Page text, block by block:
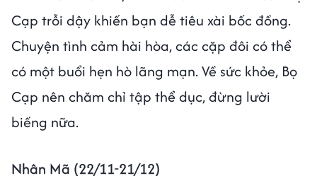
Cạp trỗi dậy khiến bạn dễ tiêu xài bốc đồng.
Chuyện tình cảm hài hòa, các cặp đôi có thể
có một buổi hẹn hò lãng mạn. Về sức khỏe, Bọ
Cạp nên chăm chỉ tập thể dục, đừng lười
biếng nữa.
Nhân Mã (22/11-21/12)